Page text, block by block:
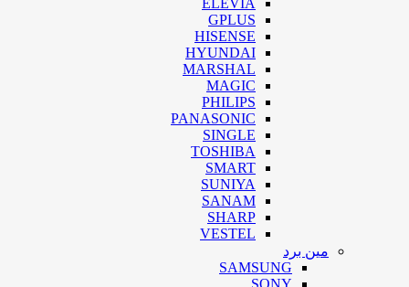
GPLUS
HISENSE
HYUNDAI
MARSHAL
MAGIC
PHILIPS
PANASONIC
SINGLE
TOSHIBA
SMART
SUNIYA
SANAM
SHARP
VESTEL
مین برد
SAMSUNG
SONY